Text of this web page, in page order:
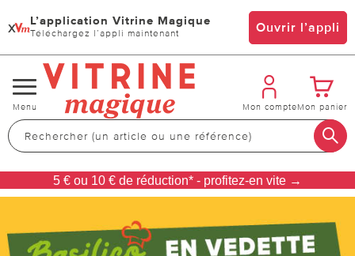
x L’application Vitrine Magique
Téléchargez l’appli maintenant Ouvrir l’appli
Changer
de
navigation
Menu Mon compteMon panier
5 € ou 10 € de réduction* - profitez-en vite →